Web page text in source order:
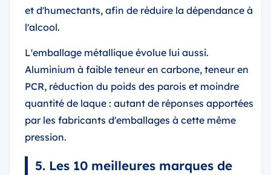
et d'humectants, afin de réduire la dépendance à
l'alcool.
L'emballage métallique évolue lui aussi.
Aluminium à faible teneur en carbone, teneur en
PCR, réduction du poids des parois et moindre
quantité de laque : autant de réponses apportées
par les fabricants d'emballages à cette même
pression.
5. Les 10 meilleures marques de